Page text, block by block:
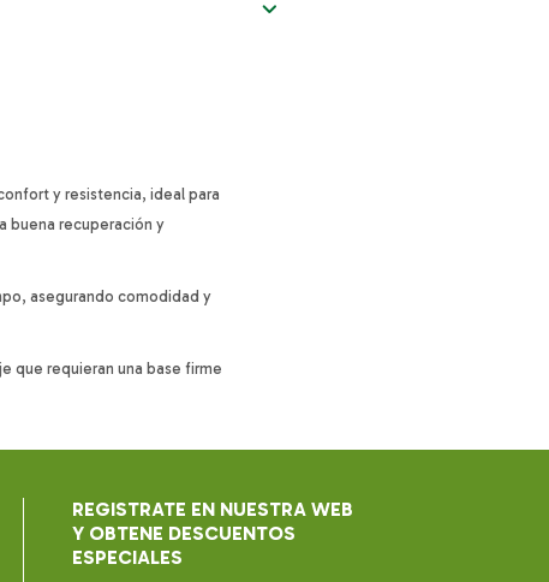
y resistencia, ideal para
buena recuperación y
asegurando comodidad y
que requieran una base firme
REGISTRATE EN NUESTRA WEB
Y OBTENE DESCUENTOS
ESPECIALES